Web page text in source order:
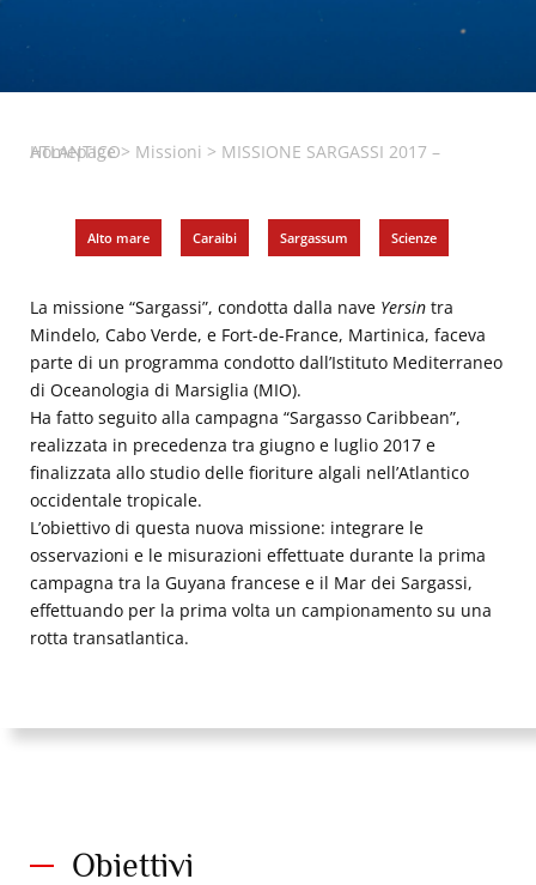
Homepage> Missioni >
MISSIONE SARGASSI 2017 – ATLANTICO
Alto mare Caraibi Sargassum Scienze
La missione “Sargassi”, condotta dalla nave Yersin tra
Mindelo, Cabo Verde, e Fort-de-France, Martinica, faceva
parte di un programma condotto dall’Istituto Mediterraneo
di Oceanologia di Marsiglia (MIO).
Ha fatto seguito alla campagna “Sargasso Caribbean”,
realizzata in precedenza tra giugno e luglio 2017 e
finalizzata allo studio delle fioriture algali nell’Atlantico
occidentale tropicale.
L’obiettivo di questa nuova missione: integrare le
osservazioni e le misurazioni effettuate durante la prima
campagna tra la Guyana francese e il Mar dei Sargassi,
effettuando per la prima volta un campionamento su una
rotta transatlantica.
Obiettivi